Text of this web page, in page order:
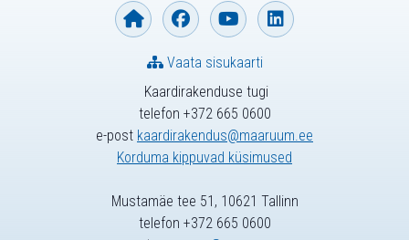
Kaardirakenduse tugi
telefon +372 665 0600
e-post kaardirakendus@maaruum.ee
Korduma kippuvad küsimused
Vaata sisukaarti
Mustamäe tee 51, 10621 Tallinn
telefon +372 665 0600